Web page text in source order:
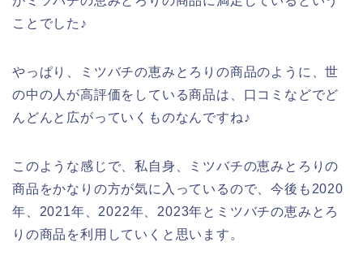
ことでした♪
やっぱり、ミツバチの恵みとろりの商品のように、世
の中の人が高評価をしている商品は、口コミなどでど
んどんと広がっていくものなんですね♪
このような感じで、私自身、ミツバチの恵みとろりの
商品をかなりの方が気に入っているので、今後も2020
年、2021年、2022年、2023年とミツバチの恵みとろ
りの商品を利用していくと思います。